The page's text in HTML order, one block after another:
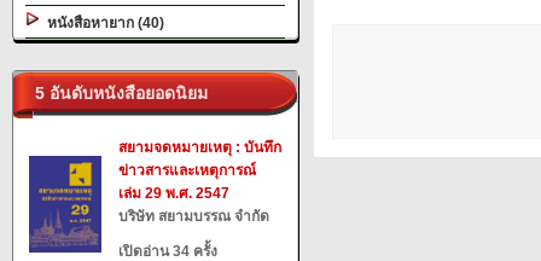
หนังสือหายาก (40)
5 อันดับหนังสือยอดนิยม
สยามจดหมายเหตุ : บันทึก
ข่าวสารและเหตุการณ์
เล่ม 29 พ.ศ. 2547
บริษัท สยามบรรณ จำกัด
เปิดอ่าน 34 ครั้ง